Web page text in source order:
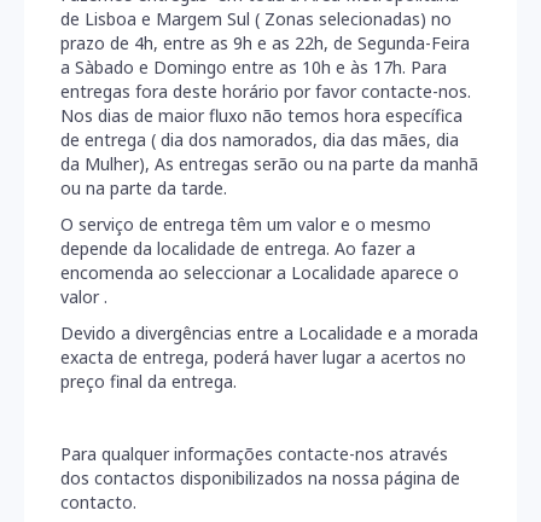
TODAS
MARCAS
CHOCOLATES
DOCES
ÀRVORES
ARTIFICIAIS
EVENTOS
ÀRVORES
FRUTO
FLORES
PLANTAS
de Lisboa e Margem Sul ( Zonas selecionadas) no
prazo de 4h, entre as 9h e as 22h, de Segunda-Feira
a Sàbado e Domingo entre as 10h e às 17h. Para
entregas fora deste horário por favor contacte-nos.
Nos dias de maior fluxo não temos hora específica
de entrega ( dia dos namorados, dia das mães, dia
da Mulher), As entregas serão ou na parte da manhã
ou na parte da tarde.
O serviço de entrega têm um valor e o mesmo
depende da localidade de entrega. Ao fazer a
encomenda ao seleccionar a Localidade aparece o
valor .
Devido a divergências entre a Localidade e a morada
exacta de entrega, poderá haver lugar a acertos no
preço final da entrega.
Para qualquer informações contacte-nos através
dos contactos disponibilizados na nossa página de
contacto.